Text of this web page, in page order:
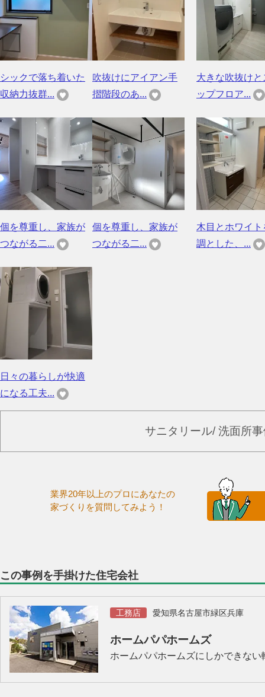
シックで落ち着いた
収納力抜群...
吹抜けにアイアン手
摺階段のあ...
大きな吹抜けと
ップフロア...
個を尊重し、家族が
つながる二...
個を尊重し、家族が
つながる二...
木目とホワイト
調とした、...
日々の暮らしが快適
になる工夫...
サニタリール/ 洗面所
業界20年以上のプロにあなたの
家づくりを質問してみよう！
この事例を手掛けた住宅会社
工務店 愛知県名古屋市緑区兵庫
ホームパパホームズ
ホームパパホームズにしかできな